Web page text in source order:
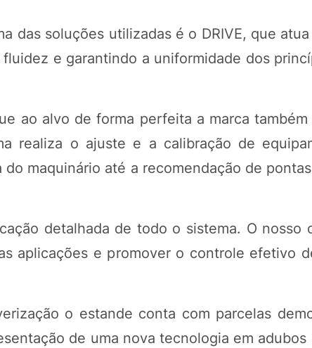
das soluções utilizadas é o DRIVE, que
e garantindo a uniformidade dos
ao alvo de forma perfeita a marca
realiza o ajuste e a calibração de
maquinário até a recomendação de
detalhada de todo o sistema. O nosso
aplicações e promover o controle efetivo
o estande conta com parcelas
de uma nova tecnologia em